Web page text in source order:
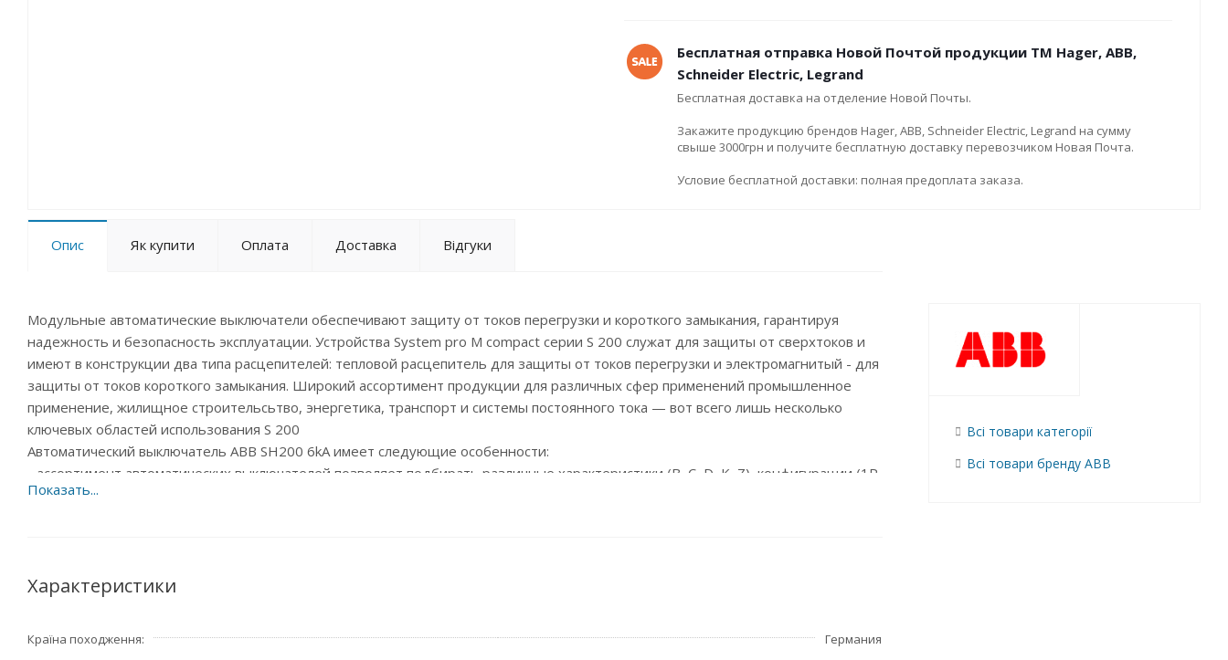
Бесплатная отправка Новой Почтой продукции ТМ Hager, ABB,
Schneider Electric, Legrand
Бесплатная доставка на отделение Новой Почты.
Закажите продукцию брендов Hager, ABB, Schneider Electric, Legrand на сумму
свыше 3000грн и получите бесплатную доставку перевозчиком Новая Почта.
Условие бесплатной доставки: полная предоплата заказа.
Опис Як купити Оплата Доставка Відгуки
Модульные автоматические выключатели обеспечивают защиту от токов перегрузки и короткого замыкания, гарантируя
надежность и безопасность эксплуатации. Устройства System pro M compact серии S 200 служат для защиты от сверхтоков и
имеют в конструкции два типа расцепителей: тепловой расцепитель для защиты от токов перегрузки и электромагнитый - для
защиты от токов короткого замыкания. Широкий ассортимент продукции для различных сфер применений промышленное
применение, жилищное строительсьтво, энергетика, транспорт и системы постоянного тока — вот всего лишь несколько
ключевых областей использования S 200
Автоматический выключатель ABB SH200 6kA имеет следующие особенности:
- ассортимент автоматических выключателей позволяет подбирать различные характеристики (B, C, D, K, Z), конфигурации (1P,
1P+N, 2P, 3P, 3P+N, 4P), отключающие способности (до 25 кА) и номинальные токи (до 100 А);
- схема подключения и основные технические данные нанесены на фронтальную часть аппарата.;
позволяют использовать для монтажа кабель сечением до 35 мм2, а S200 до 100 А - до 50 мм2;
Характеристики
Країна походження
Германия
Всі товари категорії
Всі товари бренду ABB